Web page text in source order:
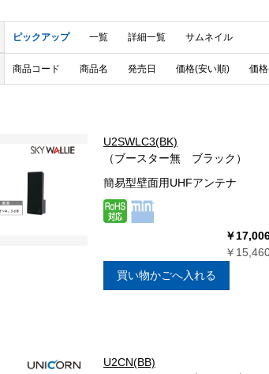
ピックアップ 一覧 詳細一覧 サムネイル
商品コード 商品名 発売日 価格(安い順) 価
U2SWLC3(BK)
（ブースター無 ブラック）
簡易型壁面用UHFアンテナ
￥
￥
買い物かごへ入れる
U2CN(BB)